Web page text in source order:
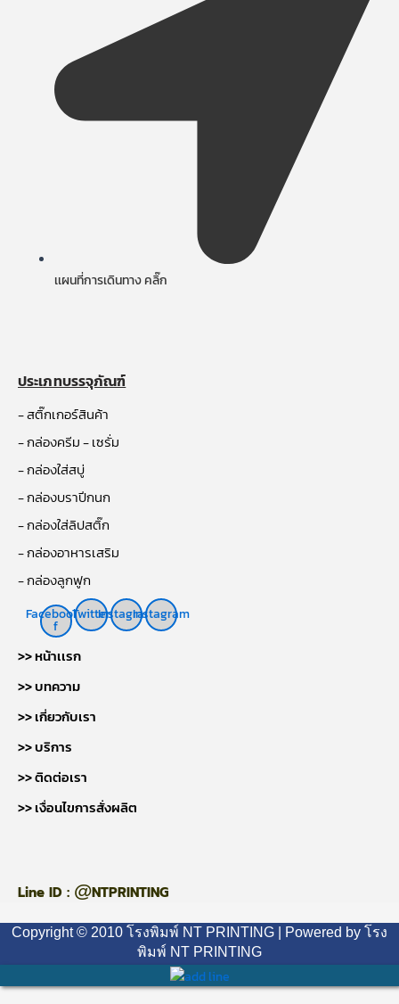
เเผนที่การเดินทาง คลิ๊ก
ประเภทบรรจุภัณฑ์
- สติ๊กเกอร์สินค้า
- กล่องครีม - เซรั่ม
- กล่องใส่สบู่
- กล่องบราปีกนก
- กล่องใส่ลิปสติ๊ก
- กล่องอาหารเสริม
- กล่องลูกฟูก
Facebook-
f
TwitterInstagramInstagram
>> หน้าเเรก
>> บทความ
>> เกี่ยวกับเรา
>> บริการ
>> ติดต่อเรา
>> เงื่อนไขการสั่งผลิต
Line ID : @NTPRINTING
Copyright © 2010 โรงพิมพ์ NT PRINTING | Powered by โรง
พิมพ์ NT PRINTING